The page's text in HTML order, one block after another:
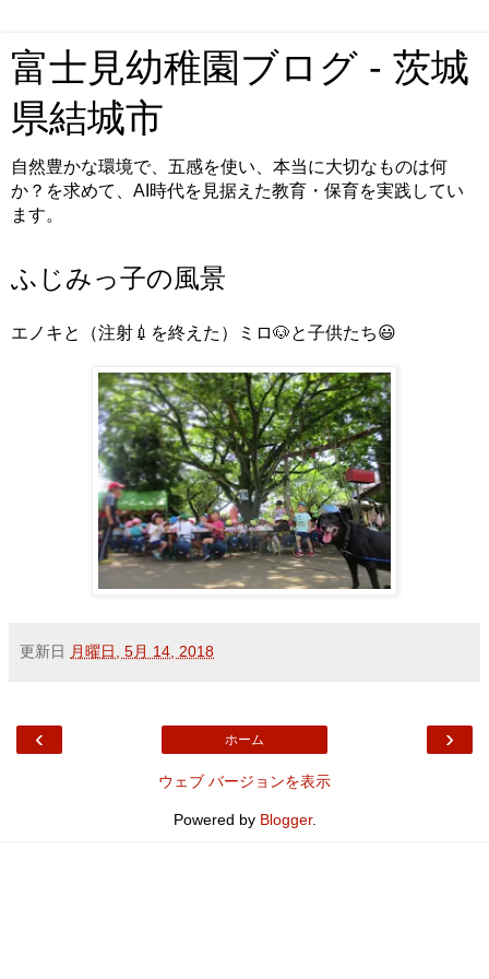
富士見幼稚園ブログ - 茨城
県結城市
自然豊かな環境で、五感を使い、本当に大切なものは何
か？を求めて、AI時代を見据えた教育・保育を実践してい
ます。
ふじみっ子の風景
エノキと（注射💉を終えた）ミロ🐶と子供たち😃
更新日 月曜日, 5月 14, 2018
‹ ›
ホーム
ウェブ バージョンを表示
Powered by Blogger.